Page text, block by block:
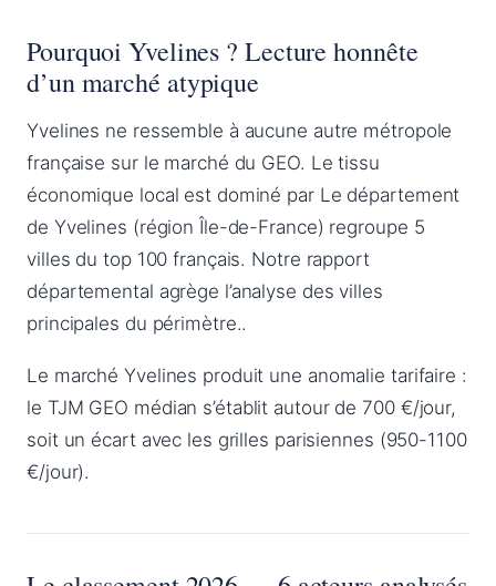
Pourquoi Yvelines ? Lecture honnête
d’un marché atypique
Yvelines ne ressemble à aucune autre métropole
française sur le marché du GEO. Le tissu
économique local est dominé par Le département
de Yvelines (région Île-de-France) regroupe 5
villes du top 100 français. Notre rapport
départemental agrège l’analyse des villes
principales du périmètre..
Le marché Yvelines produit une anomalie tarifaire :
le TJM GEO médian s’établit autour de 700 €/jour,
soit un écart avec les grilles parisiennes (950-1100
€/jour).